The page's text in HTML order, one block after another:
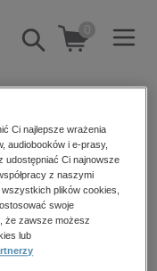
Pokaż/schowaj
wyszukiwarkę
0
Ci najlepsze wrażenia
audiobooków i e-prasy,
udostępniać Ci najnowsze
z naszymi
plików cookies,
swoje
że zawsze możesz
lub